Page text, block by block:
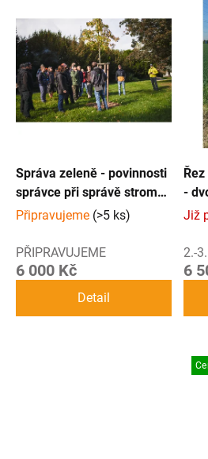
t
ů
Správa zeleně - povinnosti
správce při správě stromů
v mimolesní zeleni
Připravujeme (>5 ks)
PŘIPRAVUJEME
6 000 Kč
Detail
-
Již
2.-
6